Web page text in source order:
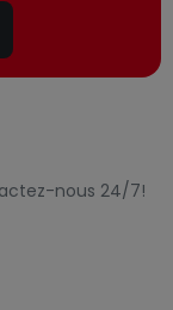
nous 24/7!